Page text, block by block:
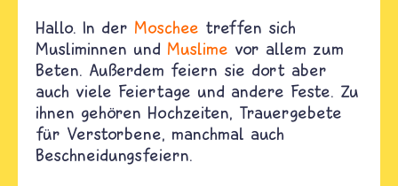
Hallo. In der Moschee treffen sich
Musliminnen und Muslime vor allem zum
Beten. Außerdem feiern sie dort aber
auch viele Feiertage und andere Feste. Zu
ihnen gehören Hochzeiten, Trauergebete
für Verstorbene, manchmal auch
Beschneidungsfeiern.